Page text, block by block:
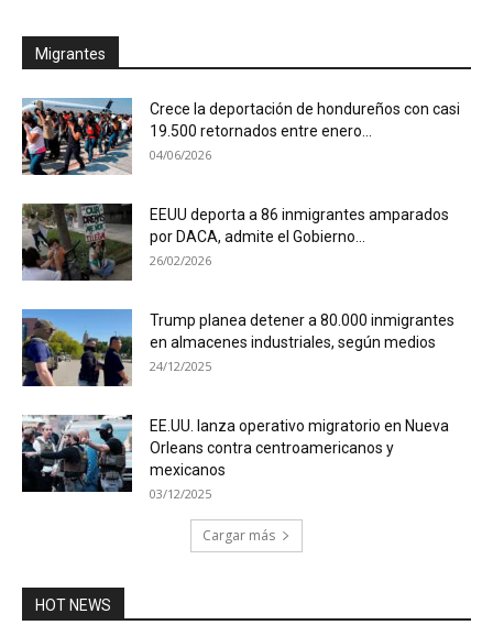
Migrantes
Crece la deportación de hondureños con casi
19.500 retornados entre enero...
04/06/2026
EEUU deporta a 86 inmigrantes amparados
por DACA, admite el Gobierno...
26/02/2026
Trump planea detener a 80.000 inmigrantes
en almacenes industriales, según medios
24/12/2025
EE.UU. lanza operativo migratorio en Nueva
Orleans contra centroamericanos y
mexicanos
03/12/2025
Cargar más
HOT NEWS